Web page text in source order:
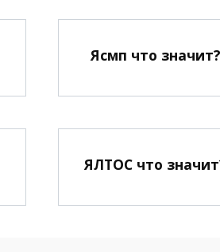
Ясмп что значит?
ЯЛТОС что